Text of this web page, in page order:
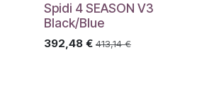
Spidi 4 SEASON V3
Black/Blue
392,48€ 413,14€